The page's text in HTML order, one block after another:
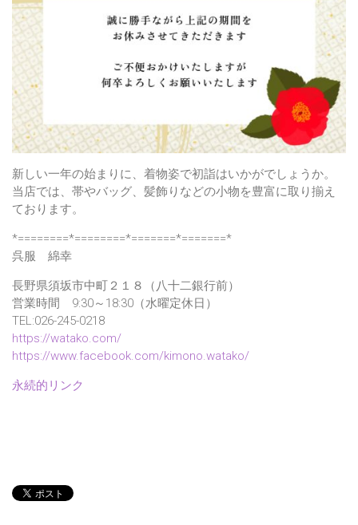
新しい一年の始まりに、着物姿で初詣はいかがでしょうか。
当店では、帯やバッグ、髪飾りなどの小物を豊富に取り揃え
ております。
*========*========*=======*=======*
呉服 綿幸
長野県須坂市中町２１８（八十二銀行前）
営業時間 9:30～18:30（水曜定休日）
TEL:026-245-0218
https://watako.com/
https://www.facebook.com/kimono.watako/
永続的リンク